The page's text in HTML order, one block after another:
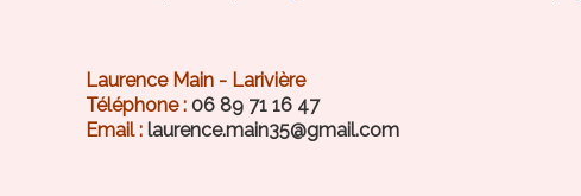
Laurence Main - Larivière
Téléphone :06 89 71 16 47
Email : laurence.main35@gmail.com